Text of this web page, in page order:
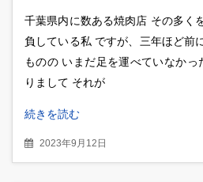
千葉県内に数ある焼肉店 その多く
負している私 ですが、三年ほど前
ものの いまだ足を運べていなか
りまして それが
続きを読む
2023年9月12日